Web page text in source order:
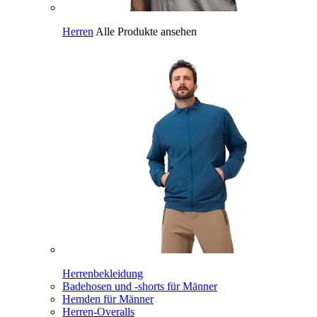
Herren Alle Produkte ansehen
Herrenbekleidung
Badehosen und -shorts für Männer
Hemden für Männer
Herren-Overalls